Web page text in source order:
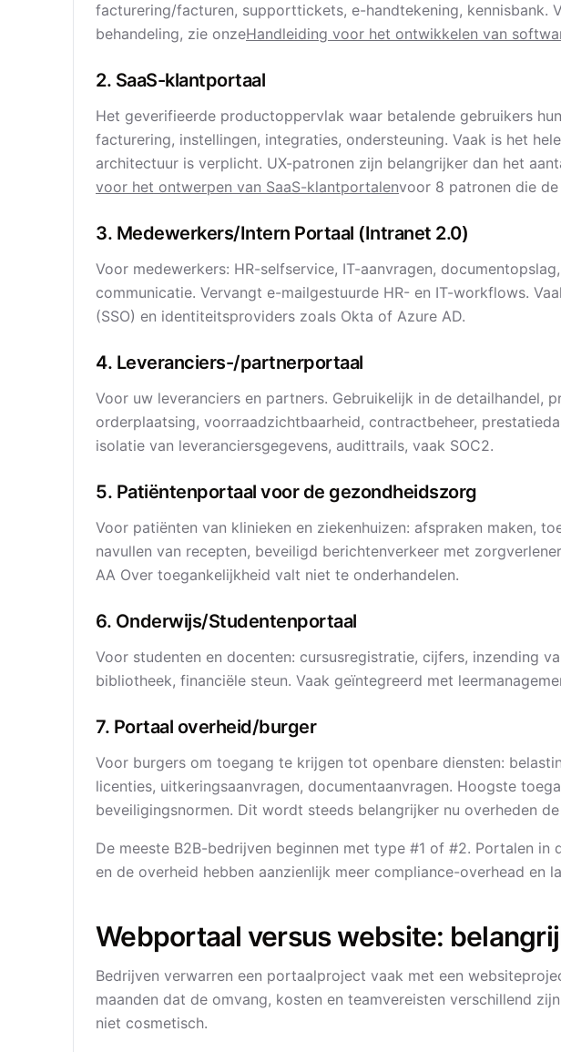
facturering/facturen, supporttickets, e-handtekening, kennisbank.
behandeling, zie onzeHandleiding voor het ontwikkelen van
2. SaaS-klantportaal
Het geverifieerde productoppervlak waar betalende gebruikers
facturering, instellingen, integraties, ondersteuning. Vaak is het
architectuur is verplicht. UX-patronen zijn belangrijker dan het
voor het ontwerpen van SaaS-klantportalenvoor 8 patronen die
3. Medewerkers/Intern Portaal (Intranet 2.0)
Voor medewerkers: HR-selfservice, IT-aanvragen,
communicatie. Vervangt e-mailgestuurde HR- en IT-workflows.
(SSO) en identiteitsproviders zoals Okta of Azure AD.
4. Leveranciers-/partnerportaal
Voor uw leveranciers en partners. Gebruikelijk in de detailhandel,
orderplaatsing, voorraadzichtbaarheid, contractbeheer,
isolatie van leveranciersgegevens, audittrails, vaak SOC2.
5. Patiëntenportaal voor de gezondheidszorg
Voor patiënten van klinieken en ziekenhuizen: afspraken maken,
navullen van recepten, beveiligd berichtenverkeer met
AA Over toegankelijkheid valt niet te onderhandelen.
6. Onderwijs/Studentenportaal
Voor studenten en docenten: cursusregistratie, cijfers, inzending
bibliotheek, financiële steun. Vaak geïntegreerd met
7. Portaal overheid/burger
Voor burgers om toegang te krijgen tot openbare diensten:
licenties, uitkeringsaanvragen, documentaanvragen. Hoogste
beveiligingsnormen. Dit wordt steeds belangrijker nu overheden
De meeste B2B-bedrijven beginnen met type #1 of #2. Portalen in
en de overheid hebben aanzienlijk meer compliance-overhead en
Webportaal versus website:
Bedrijven verwarren een portaalproject vaak met een
maanden dat de omvang, kosten en teamvereisten verschillend
niet cosmetisch.